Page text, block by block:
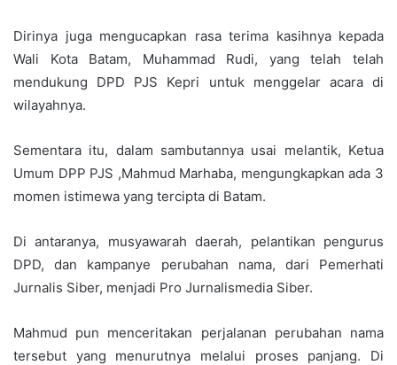
Dirinya juga mengucapkan rasa terima kasihnya kepada
Wali Kota Batam, Muhammad Rudi, yang telah telah
mendukung DPD PJS Kepri untuk menggelar acara di
wilayahnya.
Sementara itu, dalam sambutannya usai melantik, Ketua
Umum DPP PJS ,Mahmud Marhaba, mengungkapkan ada 3
momen istimewa yang tercipta di Batam.
Di antaranya, musyawarah daerah, pelantikan pengurus
DPD, dan kampanye perubahan nama, dari Pemerhati
Jurnalis Siber, menjadi Pro Jurnalismedia Siber.
Mahmud pun menceritakan perjalanan perubahan nama
tersebut yang menurutnya melalui proses panjang. Di